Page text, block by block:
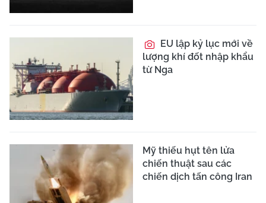
EU lập kỷ lục mới về
lượng khí đốt nhập khẩu
từ Nga
Mỹ thiếu hụt tên lửa
chiến thuật sau các
chiến dịch tấn công Iran